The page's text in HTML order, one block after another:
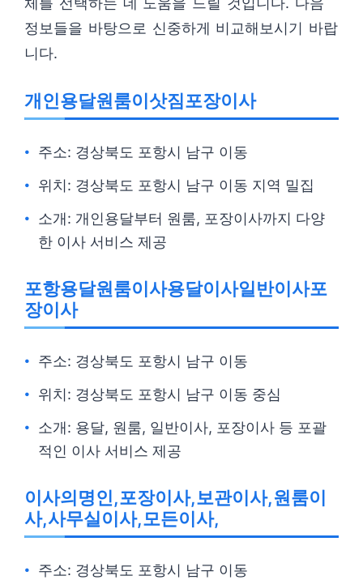
정보들을 바탕으로 신중하게 비교해보시기 바랍
니다.
개인용달원룸이삿짐포장이사
주소: 경상북도 포항시 남구 이동
위치: 경상북도 포항시 남구 이동 지역 밀집
소개: 개인용달부터 원룸, 포장이사까지 다양
한 이사 서비스 제공
포항용달원룸이사용달이사일반이사포
장이사
주소: 경상북도 포항시 남구 이동
위치: 경상북도 포항시 남구 이동 중심
소개: 용달, 원룸, 일반이사, 포장이사 등 포괄
적인 이사 서비스 제공
이사의명인,포장이사,보관이사,원룸이
사,사무실이사,모든이사,
주소: 경상북도 포항시 남구 이동